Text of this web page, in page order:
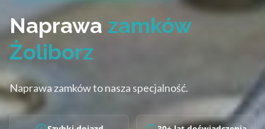
Naprawa zamków
Żoliborz
Naprawa zamków to nasza specjalność.